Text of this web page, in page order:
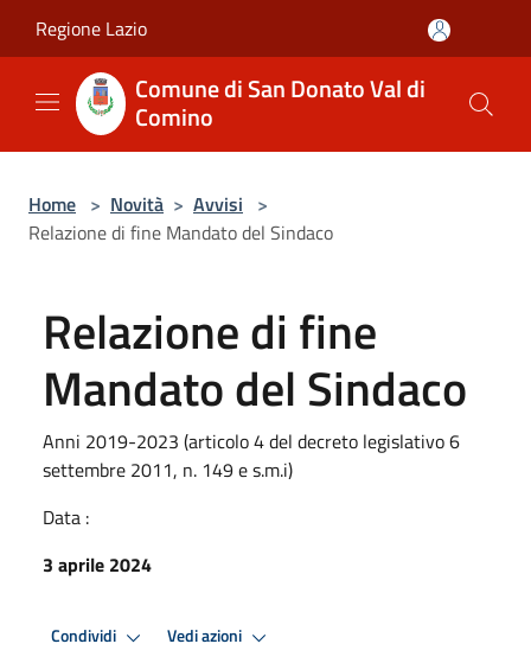
Regione Lazio
Comune di San Donato Val di
Comino
Home > Novità > Avvisi >
Relazione di fine Mandato del Sindaco
Relazione di fine
Mandato del Sindaco
Anni 2019-2023 (articolo 4 del decreto legislativo 6
settembre 2011, n. 149 e s.m.i)
Data :
3 aprile 2024
Condividi Vedi azioni